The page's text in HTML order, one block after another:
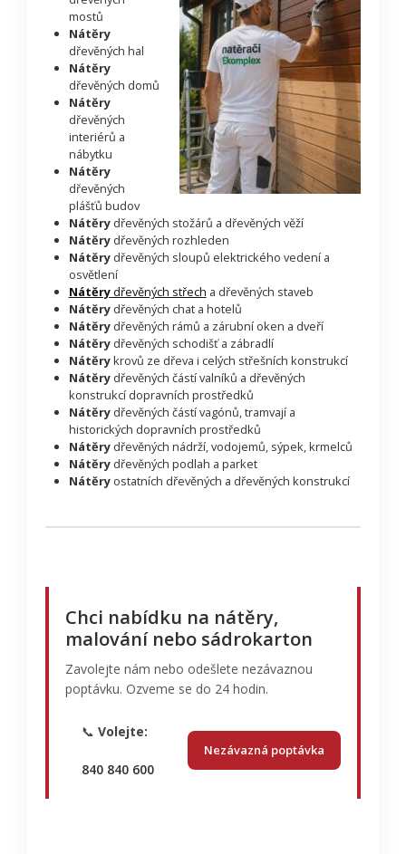
mostů
Nátěry
dřevěných hal
Nátěry
dřevěných domů
Nátěry
dřevěných
interiérů a
nábytku
Nátěry
dřevěných
plášťů budov
Nátěrydřevěných stožárů a dřevěných věží
Nátěrydřevěných rozhleden
Nátěrydřevěných sloupů elektrického vedení a
osvětlení
Nátěrydřevěných střech a dřevěných staveb
Nátěrydřevěných chat a hotelů
Nátěrydřevěných rámů a zárubní oken a dveří
Nátěrydřevěných schodišť a zábradlí
Nátěrykrovů ze dřeva i celých střešních konstrukcí
Nátěrydřevěných částí valníků a dřevěných
konstrukcí dopravních prostředků
Nátěrydřevěných částí vagónů, tramvají a
historických dopravních prostředků
Nátěrydřevěných nádrží, vodojemů, sýpek, krmelců
Nátěrydřevěných podlah a parket
Nátěryostatních dřevěných a dřevěných konstrukcí
Chci nabídku na nátěry,
malování nebo sádrokarton
Zavolejte nám nebo odešlete nezávaznou
poptávku. Ozveme se do 24 hodin.
📞Volejte:
840 840 600
Nezávazná poptávka